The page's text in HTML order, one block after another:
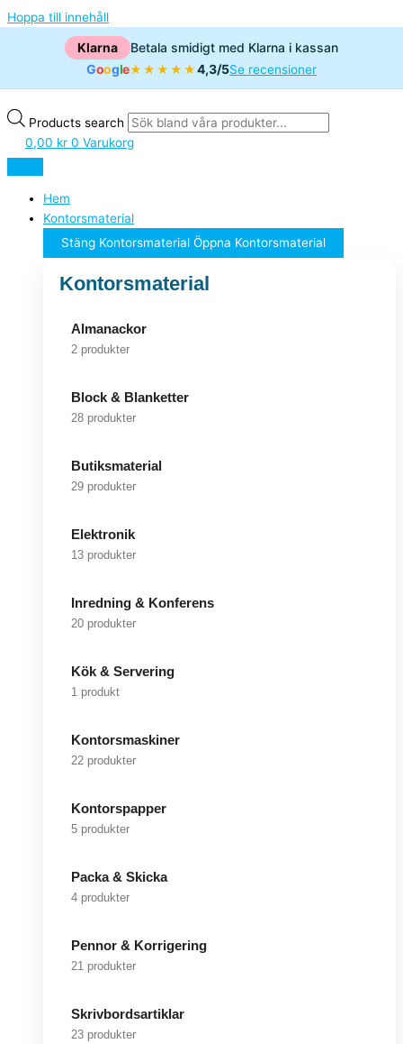
Hoppa till innehåll
Klarna
Betala smidigt med Klarna i kassan
Google★★★★★4,3/5Se recensioner
Products search
0,00 kr 0 Varukorg
Hem
Kontorsmaterial
Stäng Kontorsmaterial Öppna Kontorsmaterial
Kontorsmaterial
Almanackor
2 produkter
Block & Blanketter
28 produkter
Butiksmaterial
29 produkter
Elektronik
13 produkter
Inredning & Konferens
20 produkter
Kök & Servering
1 produkt
Kontorsmaskiner
22 produkter
Kontorspapper
5 produkter
Packa & Skicka
4 produkter
Pennor & Korrigering
21 produkter
Skrivbordsartiklar
23 produkter